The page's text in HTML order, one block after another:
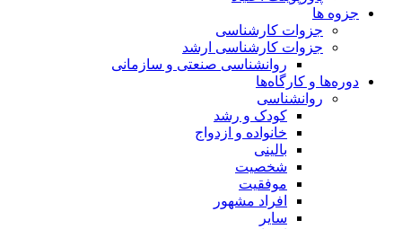
جزوه ها
جزوات کارشناسی
جزوات کارشناسی ارشد
روانشناسی صنعتی و سازمانی
دوره‌ها و کارگاه‌ها
روانشناسی
کودک و رشد
خانواده و ازدواج
بالینی
شخصیت
موفقیت
افراد مشهور
سایر